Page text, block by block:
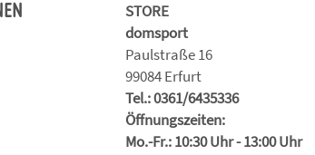
STORE
domsport
Paulstraße 16
99084 Erfurt
Tel.: 0361/6435336
Öffnungszeiten:
Mo.-Fr.: 10:30 Uhr - 13:00 Uhr